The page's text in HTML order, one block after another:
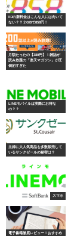
IIJの新料金はこんな人には向いて
ない？？２GBで858円！
月額たったの【380円】！雑誌が
読み放題の「楽天マガジン」が圧
倒的すぎた
LINEモバイルは実際にお得な
の？？
主婦に大人気商品を多数販売して
いるサンクゼールの秘密は？
スマホ
電子書籍徹底レビュー！おすすめ